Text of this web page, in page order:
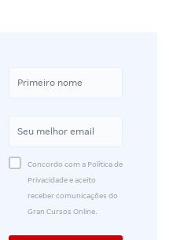
Concordo com a Política de
Privacidade e aceito
receber comunicações do
Gran Cursos Online.